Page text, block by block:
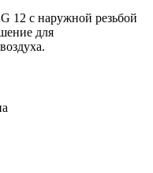
12 с наружной резьбой
для